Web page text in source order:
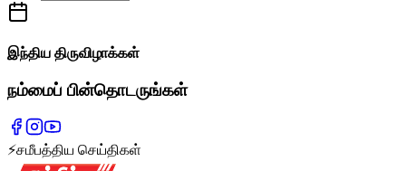
இந்திய திருவிழாக்கள்
நம்மைப் பின்தொடருங்கள்
⚡சமீபத்திய செய்திகள்